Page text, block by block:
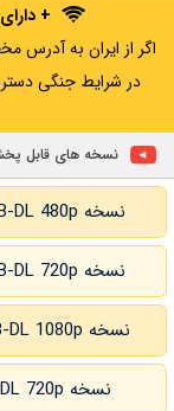
+
در شرایط جنگی
نسخه های قابل
نسخه WEB-DL 480p
نسخه WEB-DL 720p
نسخه WEB-DL 1080p
نسخه WEB-DL 720p زبان اصلی